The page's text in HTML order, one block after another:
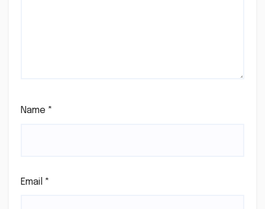
Name *
Email *